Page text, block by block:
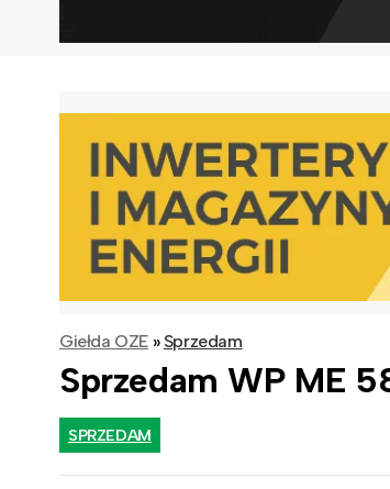
Giełda OZE » Sprzedam
Sprzedam WP ME
SPRZEDAM